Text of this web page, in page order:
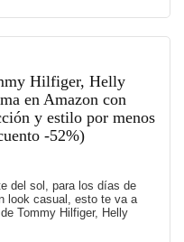
Hilfiger, Helly
en Amazon con
y estilo por menos
-52%)
del sol, para los días de
look casual, esto te va a
Tommy Hilfiger, Helly